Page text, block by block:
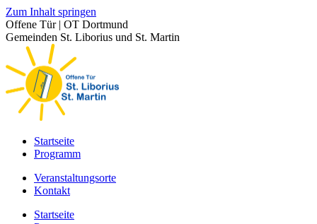
Zum Inhalt springen
Offene Tür | OT Dortmund
Gemeinden St. Liborius und St. Martin
Startseite
Programm
Veranstaltungsorte
Kontakt
Startseite